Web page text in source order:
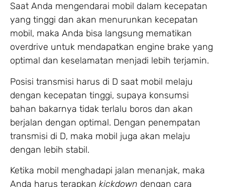
Saat Anda mengendarai mobil dalam kecepatan
yang tinggi dan akan menurunkan kecepatan
mobil, maka Anda bisa langsung mematikan
overdrive untuk mendapatkan engine brake yang
optimal dan keselamatan menjadi lebih terjamin.
Posisi transmisi harus di D saat mobil melaju
dengan kecepatan tinggi, supaya konsumsi
bahan bakarnya tidak terlalu boros dan akan
berjalan dengan optimal. Dengan penempatan
transmisi di D, maka mobil juga akan melaju
dengan lebih stabil.
Ketika mobil menghadapi jalan menanjak, maka
Anda harus terapkan kickdown dengan cara